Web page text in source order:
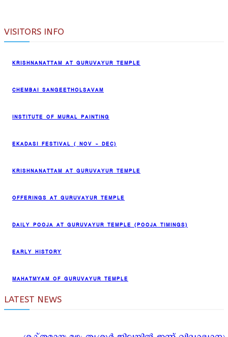
VISITORS INFO
KRISHNANATTAM AT GURUVAYUR TEMPLE
CHEMBAI SANGEETHOLSAVAM
INSTITUTE OF MURAL PAINTING
EKADASI FESTIVAL ( NOV – DEC)
KRISHNANATTAM AT GURUVAYUR TEMPLE
OFFERINGS AT GURUVAYUR TEMPLE
DAILY POOJA AT GURUVAYUR TEMPLE (POOJA TIMINGS)
EARLY HISTORY
MAHATMYAM OF GURUVAYUR TEMPLE
LATEST NEWS